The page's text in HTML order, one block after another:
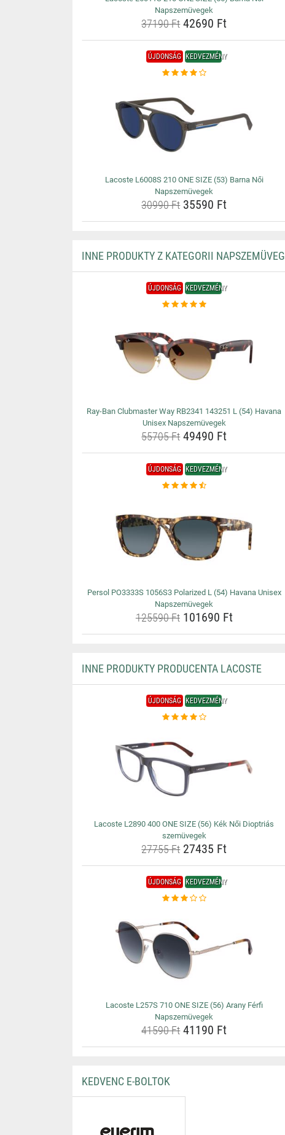
Napszemüvegek
37190 Ft42690 Ft
ÚJDONSÁG KEDVEZMÉNY
Lacoste L6008S 210 ONE SIZE (53) Barna Női
Napszemüvegek
30990 Ft35590 Ft
INNE PRODUKTY Z KATEGORII NAPSZEMÜVEG
ÚJDONSÁG KEDVEZMÉNY
Ray-Ban Clubmaster Way RB2341 143251 L (54) Havana
Unisex Napszemüvegek
55705 Ft49490 Ft
ÚJDONSÁG KEDVEZMÉNY
Persol PO3333S 1056S3 Polarized L (54) Havana Unisex
Napszemüvegek
125590 Ft101690 Ft
INNE PRODUKTY PRODUCENTA LACOSTE
ÚJDONSÁG KEDVEZMÉNY
Lacoste L2890 400 ONE SIZE (56) Kék Női Dioptriás
szemüvegek
27755 Ft27435 Ft
ÚJDONSÁG KEDVEZMÉNY
Lacoste L257S 710 ONE SIZE (56) Arany Férfi
Napszemüvegek
41590 Ft41190 Ft
KEDVENC E-BOLTOK